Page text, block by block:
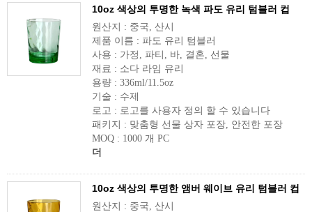
10oz 색상의 투명한 녹색 파도 유리 텀블러 컵
원산지 : 중국, 산시
제품 이름 : 파도 유리 텀블러
사용 : 가정, 파티, 바, 결혼, 선물
재료 : 소다 라임 유리
용량 : 336ml/11.5oz
기술 : 수제
로고 : 로고를 사용자 정의 할 수 있습니다
패키지 : 맞춤형 선물 상자 포장, 안전한 포장
MOQ : 1000 개 PC
더
10oz 색상의 투명한 앰버 웨이브 유리 텀블러 컵
원산지 : 중국, 산시